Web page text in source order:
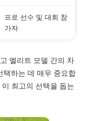
프로 선수 및 대회 참
가자
엘리트 모델 간의 차
택하는 데 매우 중요합
이 최고의 선택을 돕는